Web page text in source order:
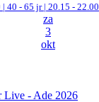
| 40 - 65 jr | 20.15 - 22.00
za
3
okt
Live - Ade 2026